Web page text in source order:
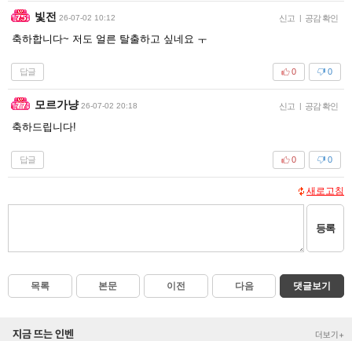
빛전 26-07-02 10:12 신고 | 공감 확인
축하합니다~ 저도 얼른 탈출하고 싶네요 ㅜ
답글 0
0
모르가냥 26-07-02 20:18 신고 | 공감 확인
축하드립니다!
답글 0
0
새로고침
등록
목록 본문 이전 다음 댓글보기
지금 뜨는 인벤 더보기+